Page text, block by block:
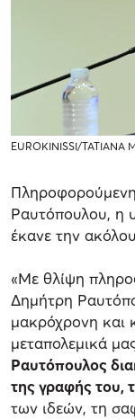
EUROKINISSΙ/
Ραυτόπουλου, η
έκανε την
«Με θλίψη
Δημήτρη
μακρόχρονη και
μεταπολεμικά
Ραυτόπουλος
της γραφής του,
των ιδεών, τη